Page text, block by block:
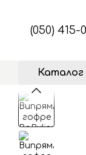
(050) 415-
Каталог